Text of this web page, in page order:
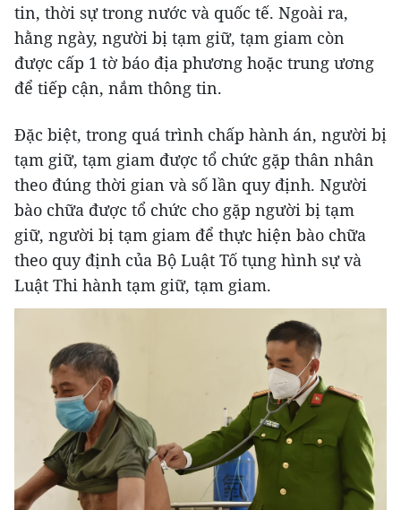
tin, thời sự trong nước và quốc tế. Ngoài ra,
hằng ngày, người bị tạm giữ, tạm giam còn
được cấp 1 tờ báo địa phương hoặc trung ương
để tiếp cận, nắm thông tin.
Đặc biệt, trong quá trình chấp hành án, người bị
tạm giữ, tạm giam được tổ chức gặp thân nhân
theo đúng thời gian và số lần quy định. Người
bào chữa được tổ chức cho gặp người bị tạm
giữ, người bị tạm giam để thực hiện bào chữa
theo quy định của Bộ Luật Tố tụng hình sự và
Luật Thi hành tạm giữ, tạm giam.